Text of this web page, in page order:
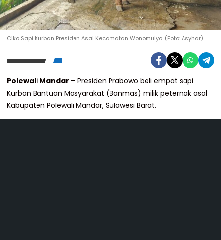
Ciko Sapi Kurban Presiden Asal Kecamatan Wonomulyo. (Foto: Asyhar)
Polewali Mandar – Presiden Prabowo beli empat sapi
Kurban Bantuan Masyarakat (Banmas) milik peternak asal
Kabupaten Polewali Mandar, Sulawesi Barat.